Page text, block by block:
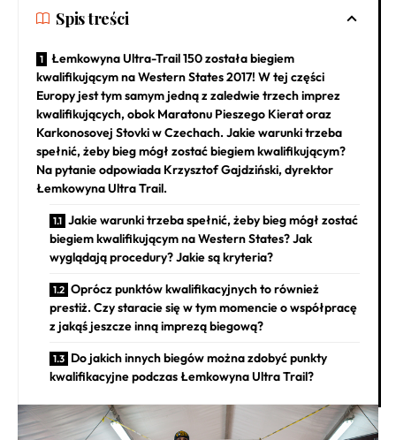
Spis treści
Łemkowyna Ultra-Trail 150 została biegiem
kwalifikującym na Western States 2017! W tej części
Europy jest tym samym jedną z zaledwie trzech imprez
kwalifikujących, obok Maratonu Pieszego Kierat oraz
Karkonosovej Stovki w Czechach. Jakie warunki trzeba
spełnić, żeby bieg mógł zostać biegiem kwalifikującym?
Na pytanie odpowiada Krzysztof Gajdziński, dyrektor
Łemkowyna Ultra Trail.
Jakie warunki trzeba spełnić, żeby bieg mógł zostać
biegiem kwalifikującym na Western States? Jak
wyglądają procedury? Jakie są kryteria?
Oprócz punktów kwalifikacyjnych to również
prestiż. Czy staracie się w tym momencie o współpracę
z jakąś jeszcze inną imprezą biegową?
Do jakich innych biegów można zdobyć punkty
kwalifikacyjne podczas Łemkowyna Ultra Trail?